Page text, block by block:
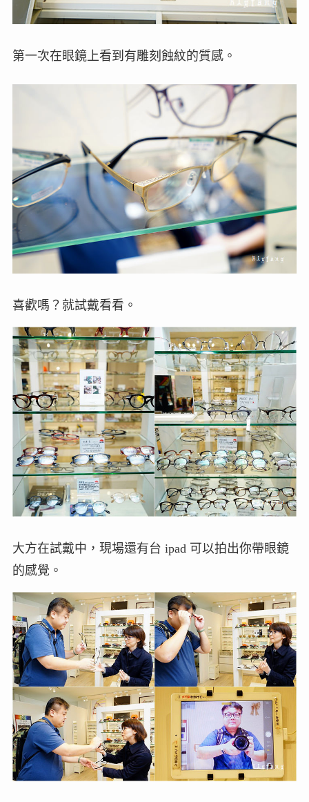
第一次在眼鏡上看到有雕刻蝕紋的質感。
喜歡嗎？就試戴看看。
大方在試戴中，現場還有台 ipad 可以拍出你帶眼鏡
的感覺。